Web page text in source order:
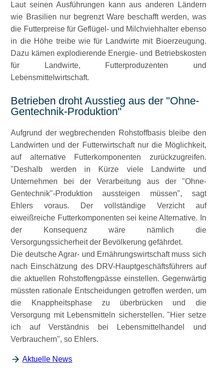
Laut seinen Ausführungen kann aus anderen Ländern
wie Brasilien nur begrenzt Ware beschafft werden, was
die Futterpreise für Geflügel- und Milchviehhalter ebenso
in die Höhe treibe wie für Landwirte mit Bioerzeugung.
Dazu kämen explodierende Energie- und Betriebskosten
für Landwirte, Futterproduzenten und
Lebensmittelwirtschaft.
Betrieben droht Ausstieg aus der Ohne-
Gentechnik-Produktion
Aufgrund der wegbrechenden Rohstoffbasis bleibe den
Landwirten und der Futterwirtschaft nur die Möglichkeit,
auf alternative Futterkomponenten zurückzugreifen.
Deshalb werden in Kürze viele Landwirte und
Unternehmen bei der Verarbeitung aus der
Ohne-
Gentechnik -Produktion aussteigen müssen , sagt
Ehlers voraus. Der vollständige Verzicht auf
eiweißreiche Futterkomponenten sei keine Alternative. In
der Konsequenz wäre nämlich die
Versorgungssicherheit der Bevölkerung gefährdet.
Die deutsche Agrar- und Ernährungswirtschaft muss sich
nach Einschätzung des DRV-Hauptgeschäftsführers auf
die aktuellen Rohstoffengpässe einstellen. Gegenwärtig
müssten rationale Entscheidungen getroffen werden, um
die Knappheitsphase zu überbrücken und die
Versorgung mit Lebensmitteln sicherstellen. Hier setze
ich auf Verständnis bei Lebensmittelhandel und
Verbrauchern , so Ehlers.
Aktuelle News